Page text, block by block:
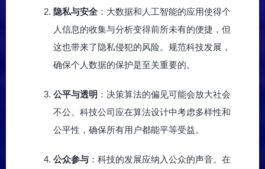
隐私与安全：大数据和人工智能的应用使得个
人信息的收集与分析变得前所未有的便捷，但
这也带来了隐私侵犯的风险。规范科技发展，
确保个人数据的保护是至关重要的。
公平与透明 ：决策算法的偏见可能会放大社会
不公。科技公司应在算法设计中考虑多样性和
公平性，确保所有用户都能平等受益。
公众参与 ：科技的发展应纳入公众的声音。在